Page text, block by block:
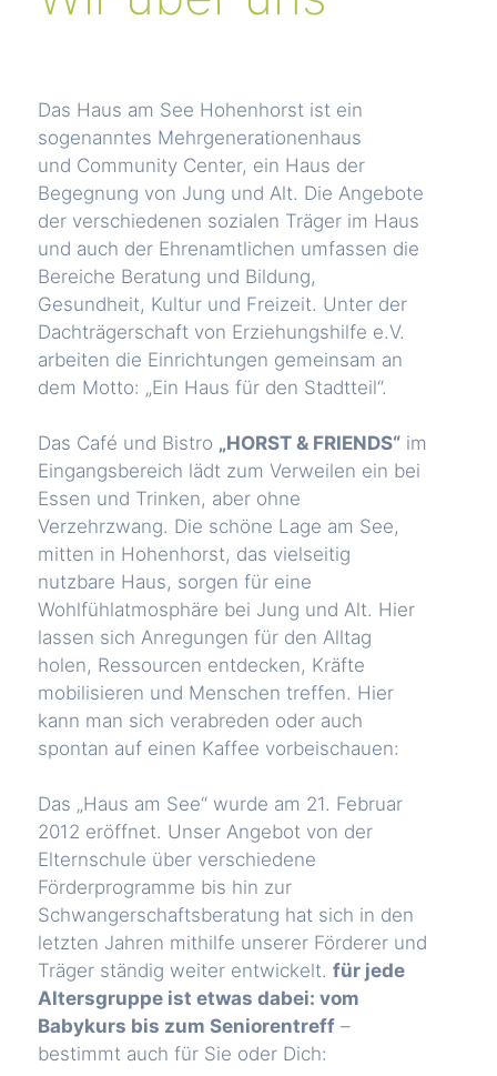
Das Haus am See Hohenhorst ist ein
sogenanntes Mehrgenerationenhaus
und Community Center, ein Haus der
Begegnung von Jung und Alt. Die Angebote
der verschiedenen sozialen Träger im Haus
und auch der Ehrenamtlichen umfassen die
Bereiche Beratung und Bildung,
Gesundheit, Kultur und Freizeit. Unter der
Dachträgerschaft von Erziehungshilfe e.V.
arbeiten die Einrichtungen gemeinsam an
dem Motto: „Ein Haus für den Stadtteil“.
Das Café und Bistro „HORST & FRIENDS“ im
Eingangsbereich lädt zum Verweilen ein bei
Essen und Trinken, aber ohne
Verzehrzwang. Die schöne Lage am See,
mitten in Hohenhorst, das vielseitig
nutzbare Haus, sorgen für eine
Wohlfühlatmosphäre bei Jung und Alt. Hier
lassen sich Anregungen für den Alltag
holen, Ressourcen entdecken, Kräfte
mobilisieren und Menschen treffen. Hier
kann man sich verabreden oder auch
spontan auf einen Kaffee vorbeischauen:
Das „Haus am See“ wurde am 21. Februar
2012 eröffnet. Unser Angebot von der
Elternschule über verschiedene
Förderprogramme bis hin zur
Schwangerschaftsberatung hat sich in den
letzten Jahren mithilfe unserer Förderer und
Träger ständig weiter entwickelt. für jede
Altersgruppe ist etwas dabei: vom
Babykurs bis zum Seniorentreff –
bestimmt auch für Sie oder Dich: